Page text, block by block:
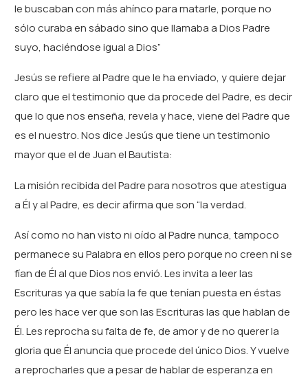
le buscaban con más ahínco para matarle, porque no
sólo curaba en sábado sino que llamaba a Dios Padre
suyo, haciéndose igual a Dios”
Jesús se refiere al Padre que le ha enviado, y quiere dejar
claro que el testimonio que da procede del Padre, es decir
que lo que nos enseña, revela y hace, viene del Padre que
es el nuestro. Nos dice Jesús que tiene un testimonio
mayor que el de Juan el Bautista:
La misión recibida del Padre para nosotros que atestigua
a Él y al Padre, es decir afirma que son “la verdad.
Así como no han visto ni oído al Padre nunca, tampoco
permanece su Palabra en ellos pero porque no creen ni se
fían de Él al que Dios nos envió. Les invita a leer las
Escrituras ya que sabía la fe que tenían puesta en éstas
pero les hace ver que son las Escrituras las que hablan de
Él. Les reprocha su falta de fe, de amor y de no querer la
gloria que Él anuncia que procede del único Dios. Y vuelve
a reprocharles que a pesar de hablar de esperanza en